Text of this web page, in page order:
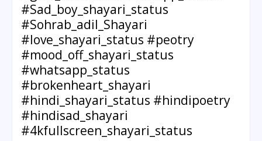
#Sad_boy_shayari_status
#Sohrab_adil_Shayari
#love_shayari_status #peotry
#mood_off_shayari_status
#whatsapp_status
#brokenheart_shayari
#hindi_shayari_status #hindipoetry
#hindisad_shayari
#4kfullscreen_shayari_status